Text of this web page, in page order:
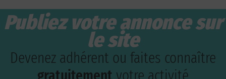
Publiez votre annonce sur
le site
Devenez adhérent ou faites connaître
gratuitement votre activité